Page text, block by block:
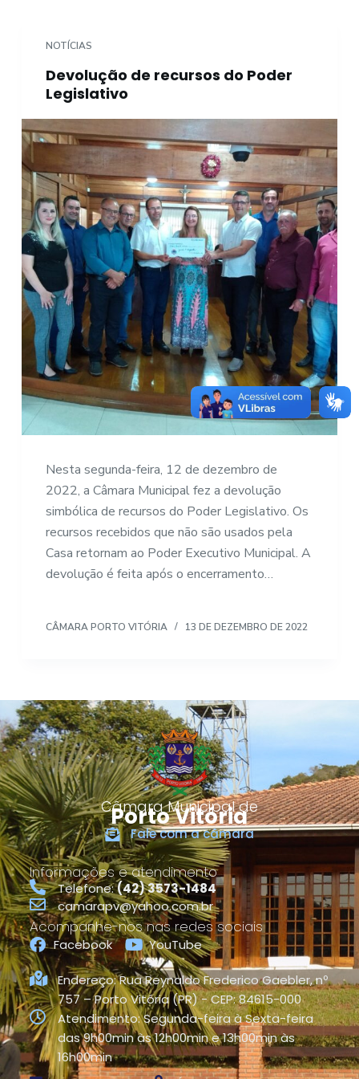
NOTÍCIAS
Devolução de recursos do Poder
Legislativo
Nesta segunda-feira, 12 de dezembro de
2022, a Câmara Municipal fez a devolução
simbólica de recursos do Poder Legislativo. Os
recursos recebidos que não são usados pela
Casa retornam ao Poder Executivo Municipal. A
devolução é feita após o encerramento…
CÂMARA PORTO VITÓRIA 13 DE DEZEMBRO DE 2022
Câmara Municipal de
Porto Vitória
Fale com a câmara
Informações e atendimento
Telefone:(42) 3573-1484
camarapv@yahoo.com.br
Acompanhe-nos nas redes sociais
Facebook YouTube
Endereço: Rua Reynaldo Frederico Gaebler, nº
757 – Porto Vitória (PR) - CEP: 84615-000
Atendimento: Segunda-feira à Sexta-feira
das 9h00min às 12h00min e 13h00min às
16h00min